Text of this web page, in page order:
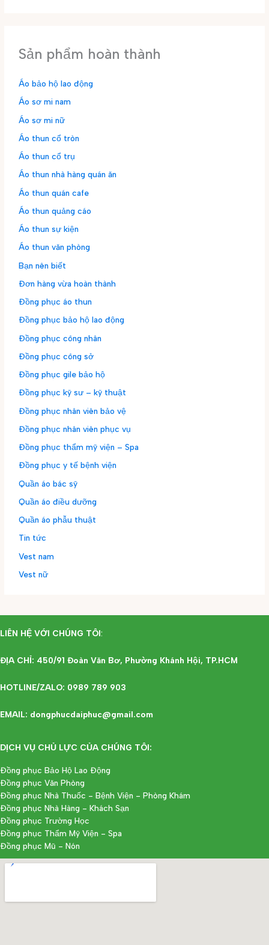
Sản phẩm hoàn thành
Áo bảo hộ lao động
Áo sơ mi nam
Áo sơ mi nữ
Áo thun cổ tròn
Áo thun cổ trụ
Áo thun nhà hàng quán ăn
Áo thun quán cafe
Áo thun quảng cáo
Áo thun sự kiện
Áo thun văn phòng
Bạn nên biết
Đơn hàng vừa hoàn thành
Đồng phục áo thun
Đồng phục bảo hộ lao động
Đồng phục công nhân
Đồng phục công sở
Đồng phục gile bảo hộ
Đồng phục kỹ sư – kỹ thuật
Đồng phục nhân viên bảo vệ
Đồng phục nhân viên phục vụ
Đồng phục thẩm mỹ viện – Spa
Đồng phục y tế bệnh viện
Quần áo bác sỹ
Quần áo điều dưỡng
Quần áo phẫu thuật
Tin tức
Vest nam
Vest nữ
LIÊN HỆ VỚI CHÚNG TÔI:
ĐỊA CHỈ: 450/91 Đoàn Văn Bơ, Phường Khánh Hội, TP.HCM
HOTLINE/ZALO: 0989 789 903
EMAIL: dongphucdaiphuc@gmail.com
DỊCH VỤ CHỦ LỰC CỦA CHÚNG TÔI:
Đồng phục Bảo Hộ Lao Động
Đồng phục Văn Phòng
Đồng phục Nhà Thuốc - Bệnh Viện - Phòng Khám
Đồng phục Nhà Hàng - Khách Sạn
Đồng phục Trường Học
Đồng phục Thẩm Mỹ Viện - Spa
Đồng phục Mũ - Nón